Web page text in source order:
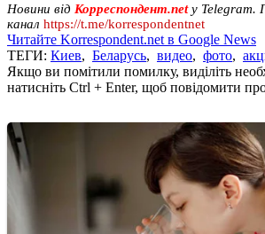
Новини від Корреспондент.net у Telegram.
канал https://t.me/korrespondentnet
Читайте Korrespondent.net в Google News
ТЕГИ: Киев, Беларусь, видео, фото,
Якщо ви помітили помилку, виділіть
натисніть Ctrl + Enter, щоб повідомити